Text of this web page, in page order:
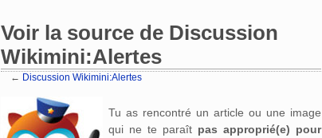
Voir la source de Discussion
Wikimini:Alertes
← Discussion Wikimini:Alertes
Tu as rencontré un article ou une image
qui ne te paraît pas approprié(e) pour